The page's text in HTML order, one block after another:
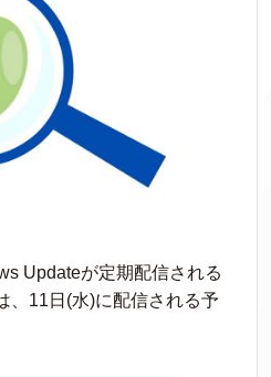
Updateが定期配信される
、11日(水)に配信される予